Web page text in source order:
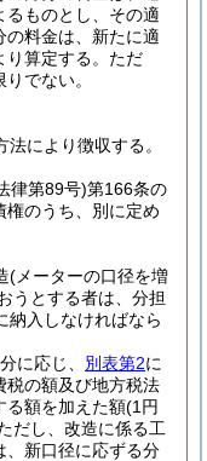
るものとし、その適
の料金は、新たに適
算定する。 ただ
でない。
により徴収する。
律第89号)第166条の
権のうち、別に定め
(メーターの口径を増
うとする者は、分担
納入しなければなら
に応じ、 別表第2に
税の額及び地方税法
る額を加えた額(1円
だし、改造に係る工
、新口径に応ずる分